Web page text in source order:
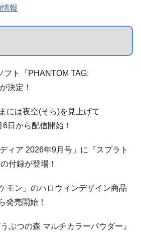
報
フト『PHANTOM TAG:
決定！
には夜空(そら)を見上げて
日から配信開始！
ィア 2026年9月号」に『スプラト
付録が登場！
モン」のハロウィンデザイン商品
発売開始！
ぶつの森 マルチカラーパウダー』